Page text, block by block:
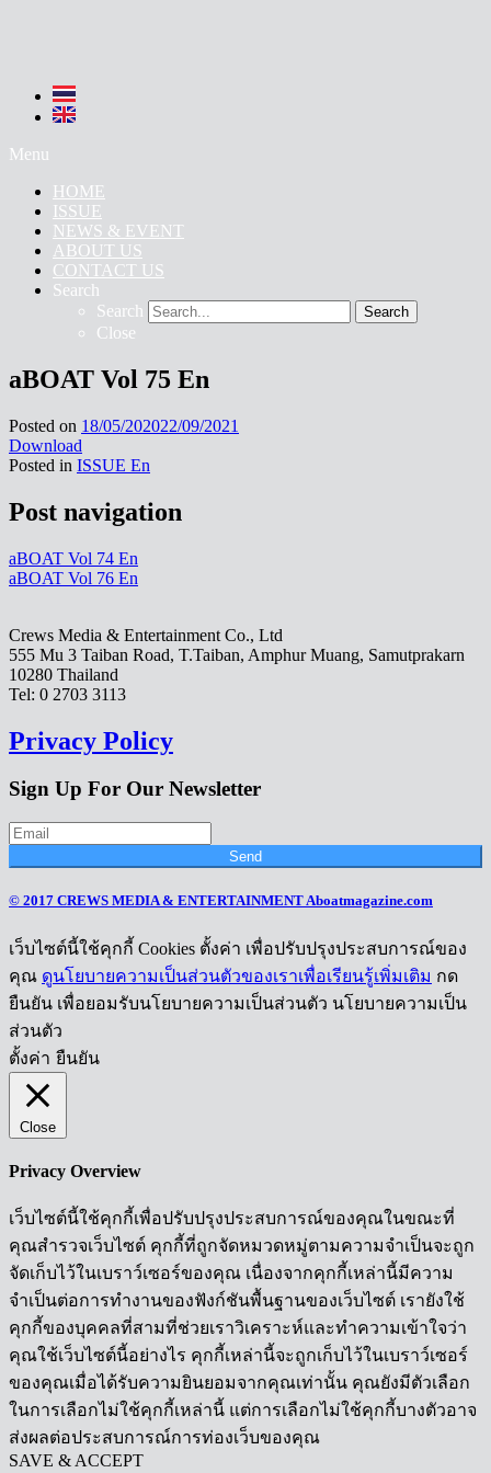
Menu
HOME
ISSUE
NEWS & EVENT
ABOUT US
CONTACT US
Search
Search
Search
Close
aBOAT Vol 75 En
Posted on 18/05/202022/09/2021
Download
Posted in ISSUE En
Post navigation
aBOAT Vol 74 En
aBOAT Vol 76 En
Crews Media & Entertainment Co., Ltd
555 Mu 3 Taiban Road, T.Taiban, Amphur Muang, Samutprakarn
10280 Thailand
Tel: 0 2703 3113
Privacy Policy
Sign Up For Our Newsletter
Send
© 2017 CREWS MEDIA & ENTERTAINMENT Aboatmagazine.com
เว็บไซต์นี้ใช้คุกกี้ Cookies ตั้งค่า เพื่อปรับปรุงประสบการณ์ของ
คุณ ดูนโยบายความเป็นส่วนตัวของเราเพื่อเรียนรู้เพิ่มเติม กด
ยืนยัน เพื่อยอมรับนโยบายความเป็นส่วนตัว นโยบายความเป็น
ส่วนตัว
ตั้งค่า ยืนยัน
Close
Privacy Overview
เว็บไซต์นี้ใช้คุกกี้เพื่อปรับปรุงประสบการณ์ของคุณในขณะที่
คุณสำรวจเว็บไซต์ คุกกี้ที่ถูกจัดหมวดหมู่ตามความจำเป็นจะถูก
จัดเก็บไว้ในเบราว์เซอร์ของคุณ เนื่องจากคุกกี้เหล่านี้มีความ
จำเป็นต่อการทำงานของฟังก์ชันพื้นฐานของเว็บไซต์ เรายังใช้
คุกกี้ของบุคคลที่สามที่ช่วยเราวิเคราะห์และทำความเข้าใจว่า
คุณใช้เว็บไซต์นี้อย่างไร คุกกี้เหล่านี้จะถูกเก็บไว้ในเบราว์เซอร์
ของคุณเมื่อได้รับความยินยอมจากคุณเท่านั้น คุณยังมีตัวเลือก
ในการเลือกไม่ใช้คุกกี้เหล่านี้ แต่การเลือกไม่ใช้คุกกี้บางตัวอาจ
ส่งผลต่อประสบการณ์การท่องเว็บของคุณ
SAVE & ACCEPT